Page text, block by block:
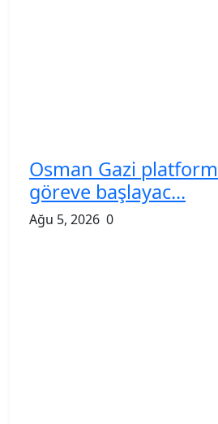
Osman Gazi
göreve başlayac...
Ağu 5, 2026 0